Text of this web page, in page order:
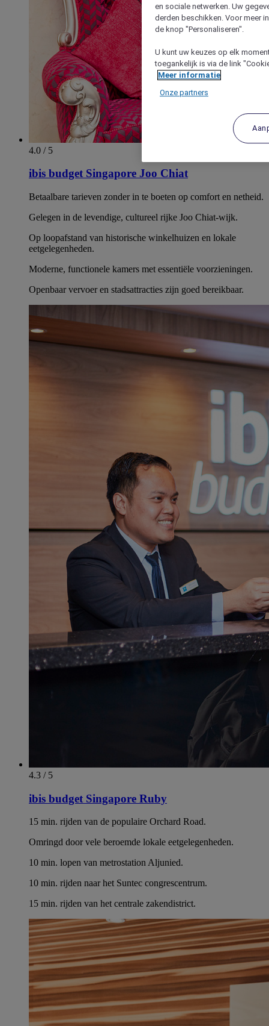
4.0 / 5
ibis budget Singapore Joo Chiat
Betaalbare tarieven zonder in te boeten op comfort en netheid.
Gelegen in de levendige, cultureel rijke Joo Chiat-wijk.
Op loopafstand van historische winkelhuizen en lokale
eetgelegenheden.
Moderne, functionele kamers met essentiële voorzieningen.
Openbaar vervoer en stadsattracties zijn goed bereikbaar.
4.3 / 5
ibis budget Singapore Ruby
15 min. rijden van de populaire Orchard Road.
Omringd door vele beroemde lokale eetgelegenheden.
10 min. lopen van metrostation Aljunied.
10 min. rijden naar het Suntec congrescentrum.
15 min. rijden van het centrale zakendistrict.
en sociale netwerken. Uw
derden beschikken. Voor meer
de knop "Personaliseren".
U kunt uw keuzes op elk
toegankelijk is via de link
Meer informatie
Onze partners